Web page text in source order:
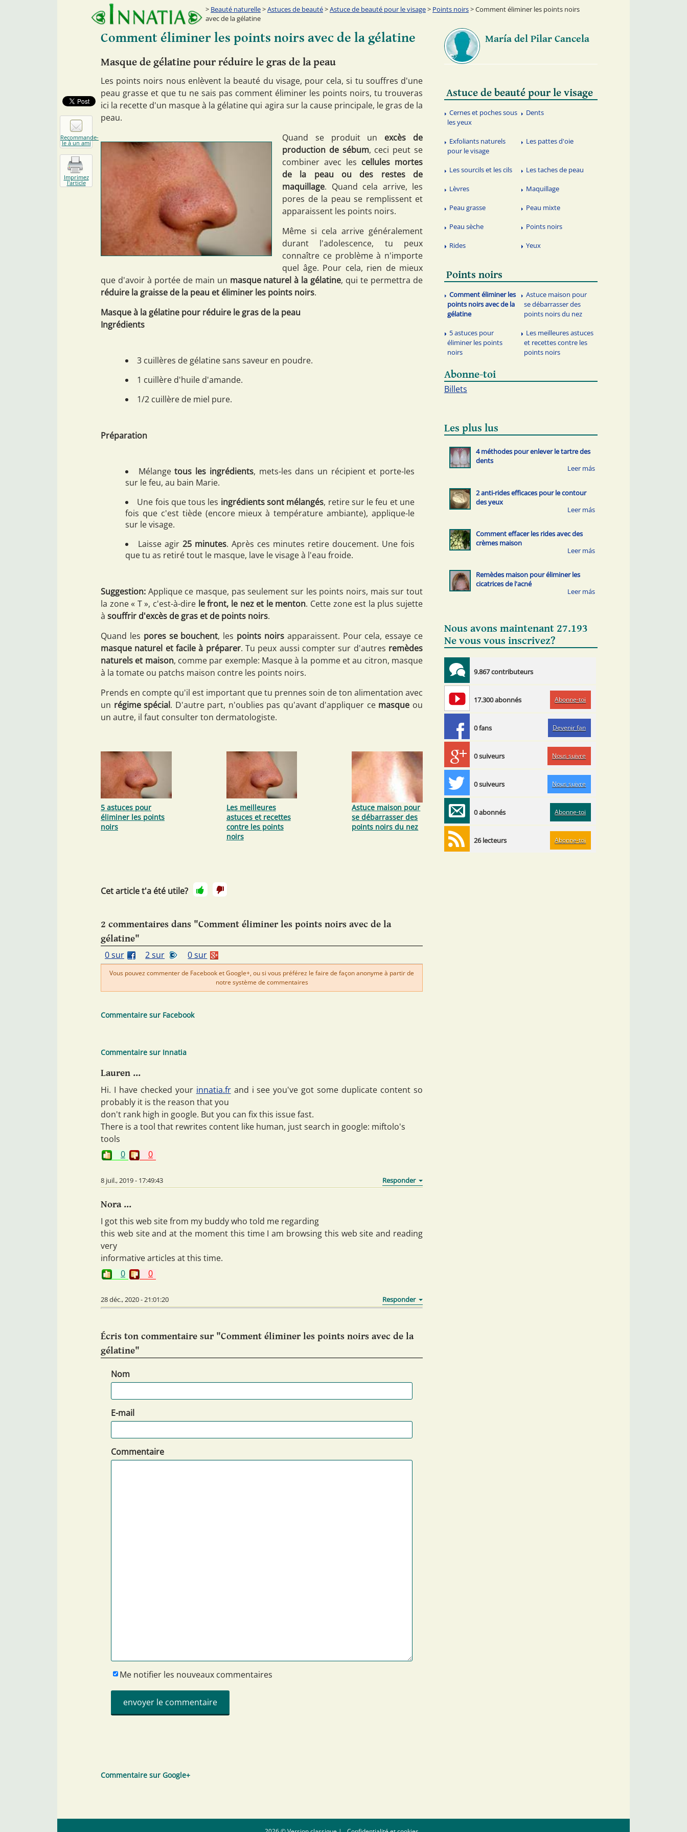
Beauté naturelle>Astuces de beauté>Astuce de beauté pour le visage> Points noirs> Comment éliminer les points noirs
avec de la gélatine
Comment éliminer les points noirs avec de la gélatine
Masque de gélatine pour réduire le gras de la peau
Les points noirs nous enlèvent la beauté du visage, pour cela, si tu souffres d'une
peau grasse et que tu ne sais pas comment éliminer les points noirs, tu trouveras
ici la recette d'un masque à la gélatine qui agira sur la cause principale, le gras de la
peau.
Quand se produit un excès de
production de sébum, ceci peut se
combiner avec les cellules mortes
de la peau ou des restes de
maquillage. Quand cela arrive, les
pores de la peau se remplissent et
apparaissent les points noirs.
Même si cela arrive généralement
durant l'adolescence, tu peux
connaître ce problème à n'importe
quel âge. Pour cela, rien de mieux
que d'avoir à portée de main un masque naturel à la gélatine, qui te permettra de
réduire la graisse de la peau et éliminer les points noirs.
Masque à la gélatine pour réduire le gras de la peau
Ingrédients
3 cuillères de gélatine sans saveur en poudre.
1 cuillère d'huile d'amande.
1/2 cuillère de miel pure.
Préparation
Mélangetous les ingrédients, mets-les dans un récipient et porte-les
sur le feu, au bain Marie.
Une fois que tous les ingrédients sont mélangés, retire sur le feu et une
fois que c'est tiède (encore mieux à température ambiante), applique-le
sur le visage.
Laisse agir 25 minutes. Après ces minutes retire doucement. Une fois
que tu as retiré tout le masque, lave le visage à l'eau froide.
Suggestion: Applique ce masque, pas seulement sur les points noirs, mais sur tout
la zone « T », c'est-à-dire le front, le nez et le menton. Cette zone est la plus sujette
à souffrir d'excès de gras et de points noirs.
Quand les pores se bouchent, les points noirsapparaissent. Pour cela, essaye ce
masque naturel et facile à préparer. Tu peux aussi compter sur d'autres remèdes
naturels et maison, comme par exemple: Masque à la pomme et au citron, masque
à la tomate ou patchs maison contre les points noirs.
Prends en compte qu'il est important que tu prennes soin de ton alimentation avec
un régime spécial. D'autre part, n'oublies pas qu'avant d'appliquer ce masque ou
un autre, il faut consulter ton dermatologiste.
5 astuces pour
éliminer les points
noirs
Les meilleures
astuces et recettes
contre les points
noirs
Astuce maison pour
se débarrasser des
points noirs du nez
Cet article t'a été utile?
2 commentaires dans "Comment éliminer les points noirs avec de la
gélatine"
0 sur
2 sur 0 sur
Vous pouvez commenter de Facebook et Google+, ou si vous préférez le faire de façon anonyme à partir de
notre système de commentaires
Commentaire sur Facebook
Commentaire sur Innatia
Lauren ...
Hi. I have checked your innatia.frand i see you've got some duplicate content so
probably it is the reason that you
don't rank high in google. But you can fix this issue fast.
There is a tool that rewrites content like human, just search in google: miftolo's
tools
0
0
8 juil., 2019 - 17:49:43
Nora ...
I got this web site from my buddy who told me regarding
this web site and at the moment this time I am browsing this web site and reading
very
informative articles at this time.
0
0
28 déc., 2020 - 21:01:20
Écris ton commentaire sur "Comment éliminer les points noirs avec de la
gélatine"
Nom
E-mail
Commentaire
Me notifier les nouveaux commentaires
Commentaire sur Google+
María del Pilar Cancela
Astuce de beauté pour le visage
Cernes et poches sous
les yeux
Dents
Exfoliants naturels
pour le visage
Les pattes d'oie
Les sourcils et les cils Les taches de peau
Lèvres Maquillage
Peau grasse Peau mixte
Peau sèche Points noirs
Rides Yeux
Points noirs
Comment éliminer les
points noirs avec de la
gélatine
Astuce maison pour
se débarrasser des
points noirs du nez
5 astuces pour
éliminer les points
noirs
Les meilleures astuces
et recettes contre les
points noirs
Abonne-toi
Billets
Les plus lus
4 méthodes pour enlever le tartre des
dents
2 anti-rides efficaces pour le contour
des yeux
Comment effacer les rides avec des
crèmes maison
Remèdes maison pour éliminer les
cicatrices de l'acné
Nous avons maintenant 27.193
Ne vous vous inscrivez?
9.867 contributeurs
17.300 abonnés Abonne-toi
0 fans Devenir fan
0 suiveurs Nous suivre
0 suiveurs Nous suivre
0 abonnés Abonne-toi
26 lecteurs Abonne-toi
Recommande-
le à un ami
Imprimez
l'article